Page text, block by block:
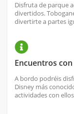
Disfruta de parque
divertidos.
divertirte a partes
Encuentros
A bordo podréis
Disney más
actividades con